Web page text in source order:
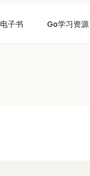
电子书 Go学习资源